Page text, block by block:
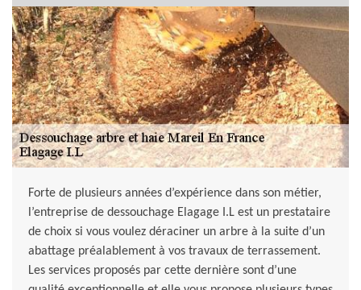
Forte de plusieurs années d’expérience dans son métier,
l’entreprise de dessouchage Elagage I.L est un prestataire
de choix si vous voulez déraciner un arbre à la suite d’un
abattage préalablement à vos travaux de terrassement.
Les services proposés par cette dernière sont d’une